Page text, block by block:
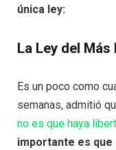
única ley:
La Ley del Más
Es un poco como
semanas, admitió
no es que haya
importante es que